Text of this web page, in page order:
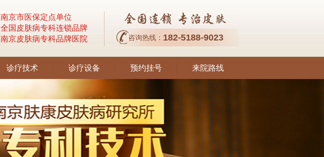
南京市医保定点单位
全国皮肤病专科连锁品牌
南京皮肤病专科品牌医院
咨询热线： 182-5188-9023
诊疗技术 诊疗设备 预约挂号 来院路线